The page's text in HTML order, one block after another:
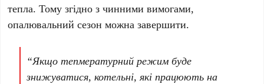
тепла. Тому згідно з чинними вимогами,
опалювальний сезон можна завершити.
“Якщо тепмературний режим буде
знижуватися, котельні, які працюють на